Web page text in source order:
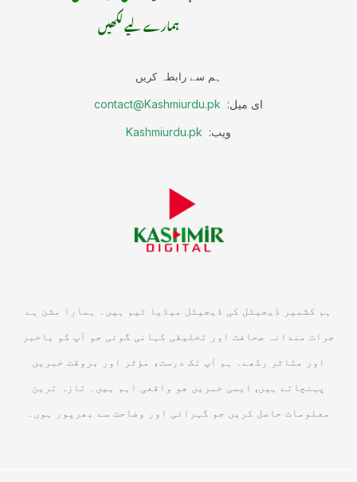
ہمارے لیے لکھیں
ہم سے رابطہ کریں
ای میل: contact@Kashmiurdu.pk
ویب: Kashmiurdu.pk
ہم کشمیر ڈیجیٹل کی ڈیجیٹل میڈیا ٹیم ہیں۔ ہمارا مشن ہے
جرات مندانہ صحافت اور تخلیقی کہانی گوئی جو آپ کو باخبر
اور متاثر رکھے۔ ہم آپ تک درست، مؤثر اور بروقت خبریں
پہنچاتے ہیں, ایسی خبریں جو واقعی اہم ہیں۔ تازہ ترین
معلومات حاصل کریں جو گہرائی اور وضاحت سے بھرپور ہوں۔